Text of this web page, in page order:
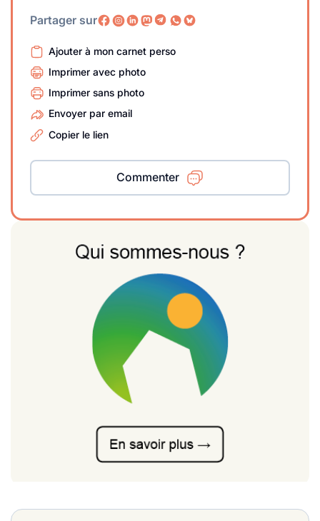
Partager sur
Ajouter à mon carnet perso
Imprimer avec photo
Imprimer sans photo
Envoyer par email
Copier le lien
Commenter